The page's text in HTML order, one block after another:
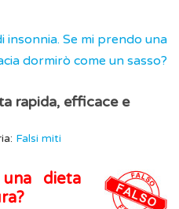
insonnia. Se mi prendo una
dormirò come un sasso?
rapida, efficace e
Falsi miti
dieta